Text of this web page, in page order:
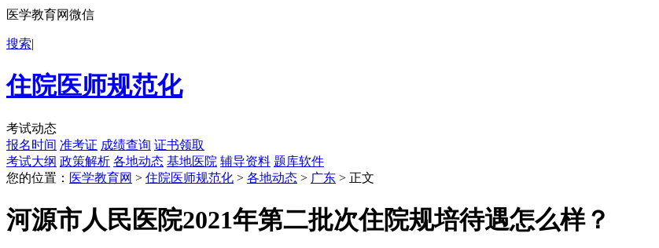
医学教育网微信
搜索|
住院医师规范化
考试动态
报名时间 准考证 成绩查询 证书领取
考试大纲 政策解析 各地动态 基地医院 辅导资料 题库软件
您的位置： 医学教育网 > 住院医师规范化 > 各地动态 > 广东 > 正文
河源市人民医院2021年第二批次住院规培待遇怎么样？